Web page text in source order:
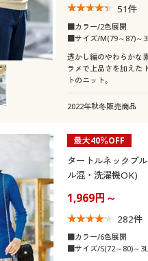
レゼント
デザイン
無地 スリット
ボーダー
迷彩・カモフラ柄 ビジュー
刺繍
ネック
Ｖネック
タートルネック ボートネ
ラグラン
七分袖 ドルマン
51件
■カラー/2色展開
■サイズ/M(79～87)～
透かし編のやわらかな
ラメで上品さを加えた
トのニット。
2022年秋冬販売商品
最大40％OFF
タートルネックプ
ル混・洗濯機OK)
1,969円～
282件
■カラー/6色展開
■サイズ/S(72～80)～